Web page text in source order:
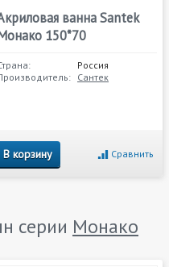
ванна Santek
150*70
Россия
Сантек
В корзину Сравнить
серии Монако